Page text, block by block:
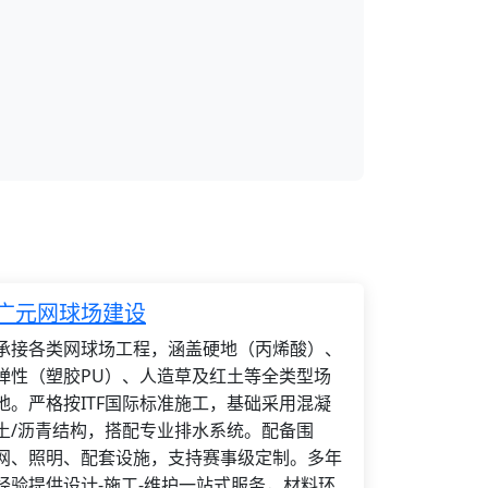
元网球场建设
接各类网球场工程，涵盖硬地（丙烯酸）、
性（塑胶PU）、人造草及红土等全类型场
。严格按ITF国际标准施工，基础采用混凝
/沥青结构，搭配专业排水系统。配备围
、照明、配套设施，支持赛事级定制。多年